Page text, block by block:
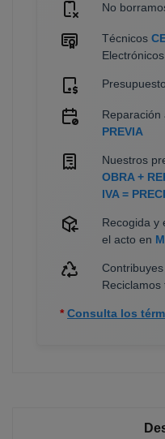
No
Técnicos
Electrónicos
Presupuesto
Reparación
PREVIA
Nuestros
OBRA +
IVA =
Recogida y
el acto en
* Consulta los